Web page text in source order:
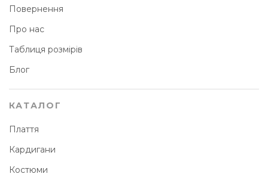
Повернення
Про нас
Таблиця розмірів
Блог
КАТАЛОГ
Плаття
Кардигани
Костюми